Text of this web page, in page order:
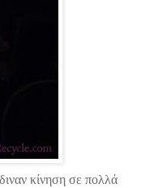
κίνηση σε πολλά